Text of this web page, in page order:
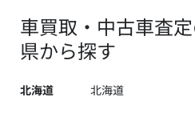
車買取・中古車査
県から探す
北海道 北海道